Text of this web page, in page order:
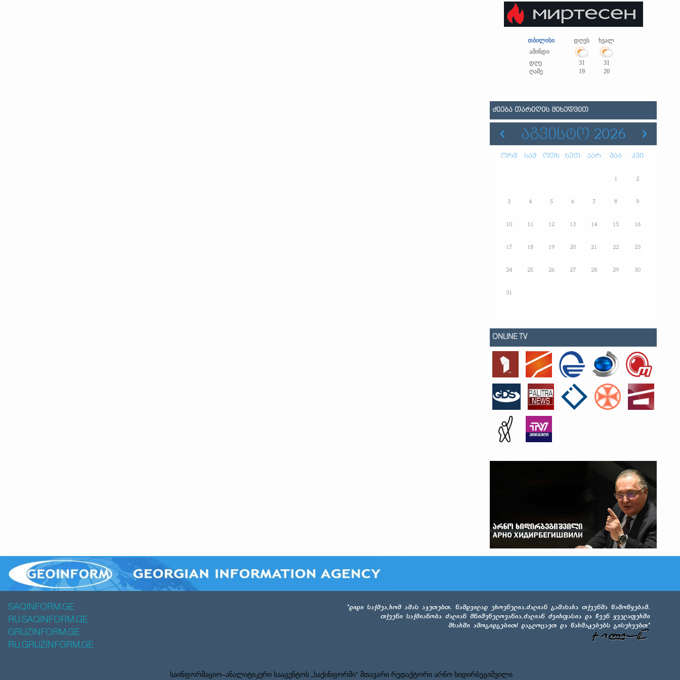
თბილისი დღეს
ხვალ
ამინდი
დღე
31
31
ღამე
19 20
ᲫᲘᲔᲑᲐ ᲗᲐᲠᲘᲦᲘᲡ ᲛᲘᲮᲔᲓᲕᲘᲗ
ᲐᲒᲕᲘᲡᲢᲝ 2026
ორშ სამ ოთხ ხუთ პარ შაბ კვი
1 2
3 4 5 6 7 8 9
10 11 12 13 14 15 16
17 18 19 20 21 22 23
24 25 26 27 28 29 30
31
ONLINE TV
SAQINFORM.GE
RU.SAQINFORM.GE
GRUZINFORM.GE
RU.GRUZINFORM.GE
საინფორმაციო–ანალიტიკური სააგენტოს „საქინფორმი” მთავარი რედაქტორი არნო ხიდირბეგიშვილი